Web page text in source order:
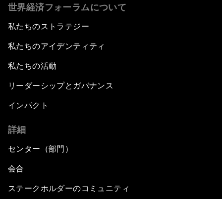
世界経済フォーラムについて
私たちのストラテジー
私たちのアイデンティティ
私たちの活動
リーダーシップとガバナンス
インパクト
詳細
センター（部門）
会合
ステークホルダーのコミュニティ